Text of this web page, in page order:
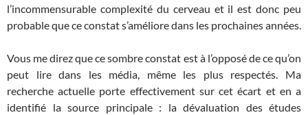
l’incommensurable complexité du cerveau et il est donc peu
probable que ce constat s’améliore dans les prochaines années.
Vous me direz que ce sombre constat est à l’opposé de ce qu’on
peut lire dans les média, même les plus respectés. Ma
recherche actuelle porte effectivement sur cet écart et en a
identifié la source principale : la dévaluation des études